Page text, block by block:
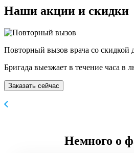
Наши акции и скидки
Повторный вызов врача со скидкой
Бригада выезжает в течение часа в
Заказать сейчас
Немного о